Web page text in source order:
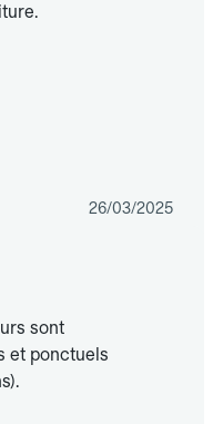
26/03/2025
sont
et ponctuels